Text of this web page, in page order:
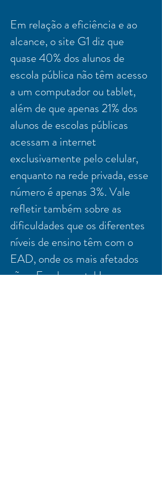
Em relação a eficiência e ao
alcance, o site G1 diz que
quase 40% dos alunos de
escola pública não têm acesso
a um computador ou tablet,
além de que apenas 21% dos
alunos de escolas públicas
acessam a internet
exclusivamente pelo celular,
enquanto na rede privada, esse
número é apenas 3%. Vale
refletir também sobre as
dificuldades que os diferentes
níveis de ensino têm com o
EAD, onde os mais afetados
são o Fundamental I e a